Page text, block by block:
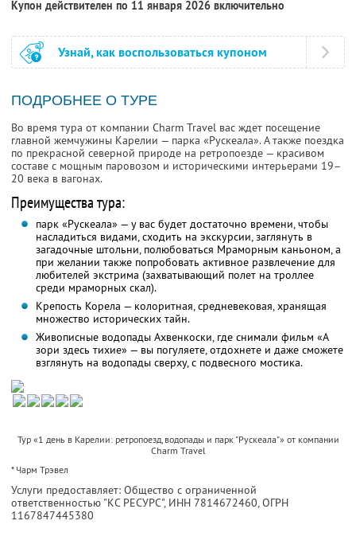
Купон действителен по 11 января 2026 включительно
Узнай, как воспользоваться купоном
ПОДРОБНЕЕ О ТУРЕ
Во время тура от компании Charm Travel вас ждет посещение
главной жемчужины Карелии — парка «Рускеала». А также поездка
по прекрасной северной природе на ретропоезде — красивом
составе с мощным паровозом и историческими интерьерами 19–
20 века в вагонах.
Преимущества тура:
парк «Рускеала» — у вас будет достаточно времени, чтобы
насладиться видами, сходить на экскурсии, заглянуть в
загадочные штольни, полюбоваться Мраморным каньоном, а
при желании также попробовать активное развлечение для
любителей экстрима (захватывающий полет на троллее
среди мраморных скал).
Крепость Корела — колоритная, средневековая, хранящая
множество исторических тайн.
Живописные водопады Ахвенкоски, где снимали фильм «А
зори здесь тихие» — вы погуляете, отдохнете и даже сможете
взглянуть на водопады сверху, с подвесного мостика.
Тур «1 день в Карелии: ретропоезд, водопады и парк "Рускеала"» от компании
Charm Travel
* Чарм Трэвел
Услуги предоставляет: Общество с ограниченной
ответственностью "КС РЕСУРС", ИНН 7814672460, ОГРН
1167847445380